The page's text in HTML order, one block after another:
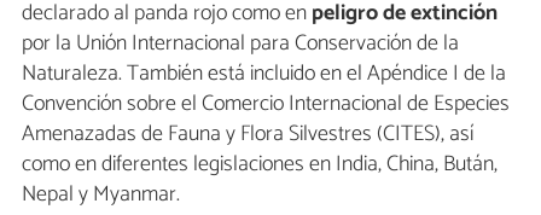
declarado al panda rojo como enpeligro de extinción
por la Unión Internacional para Conservación de la
Naturaleza. También está incluido en el Apéndice I de la
Convención sobre el Comercio Internacional de Especies
Amenazadas de Fauna y Flora Silvestres (CITES), así
como en diferentes legislaciones en India, China, Bután,
Nepal y Myanmar.